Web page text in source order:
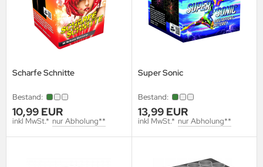
Scharfe Schnitte
Bestand:
10,99 EUR
inkl MwSt.* nur Abholung**
Super Sonic
Bestand:
13,99 EUR
inkl MwSt.* nur Abholung**